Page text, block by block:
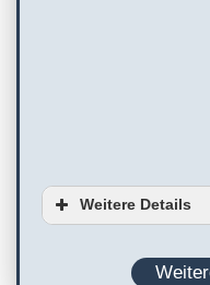
Weitere Details